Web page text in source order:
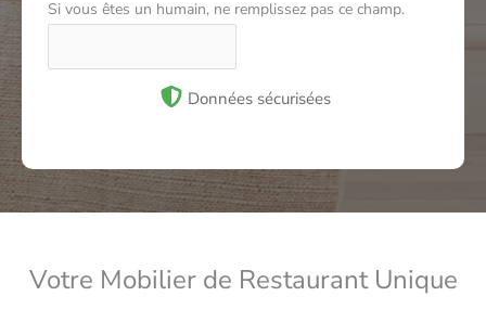
Si vous êtes un humain, ne remplissez pas ce champ.
Données sécurisées
Votre Mobilier de Restaurant Unique